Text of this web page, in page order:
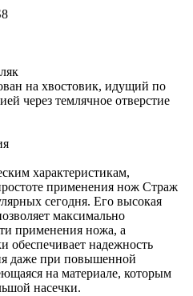
на хвостовик, идущий по
через темлячное отверстие
характеристикам,
применения нож Страж
сегодня. Его высокая
максимально
применения ножа, а
обеспечивает надежность
даже при повышенной
на материале, которым
насечки.